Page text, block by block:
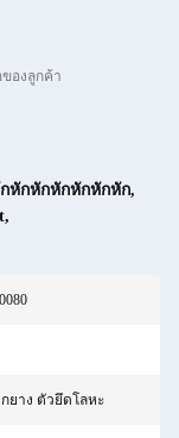
องลูกค้า
หักหักหักหักหักหัก,
,
ยาง ตัวยึดโลหะ